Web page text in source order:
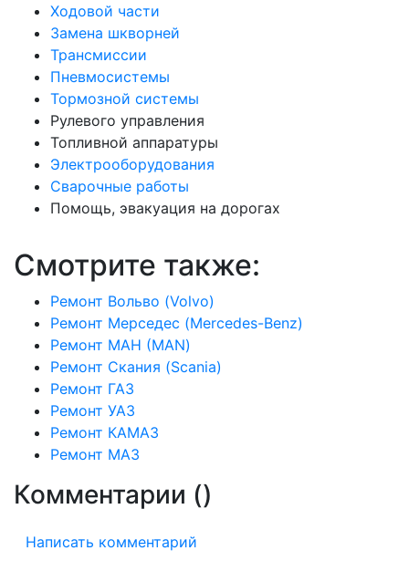
Ходовой части
Замена шкворней
Трансмиссии
Пневмосистемы
Тормозной системы
Рулевого управления
Топливной аппаратуры
Электрооборудования
Сварочные работы
Помощь, эвакуация на дорогах
Смотрите также:
Ремонт Вольво (Volvo)
Ремонт Мерседес (Mercedes-Benz)
Ремонт МАН (MAN)
Ремонт Скания (Scania)
Ремонт ГАЗ
Ремонт УАЗ
Ремонт КАМАЗ
Ремонт МАЗ
Комментарии ()
Написать комментарий